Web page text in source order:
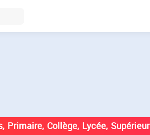
Primaire, Collège, Lycée, Supérieur